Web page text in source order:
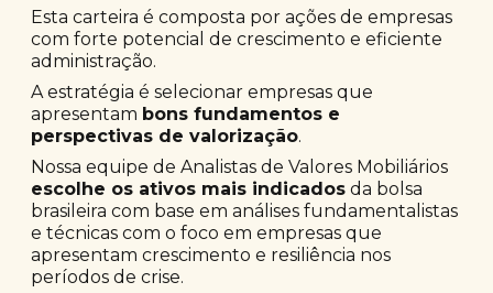
Esta carteira é composta por ações de empresas
com forte potencial de crescimento e eficiente
administração.
A estratégia é selecionar empresas que
apresentam bons fundamentos e
perspectivas de valorização.
Nossa equipe de Analistas de Valores Mobiliários
escolhe os ativos mais indicados da bolsa
brasileira com base em análises fundamentalistas
e técnicas com o foco em empresas que
apresentam crescimento e resiliência nos
períodos de crise.